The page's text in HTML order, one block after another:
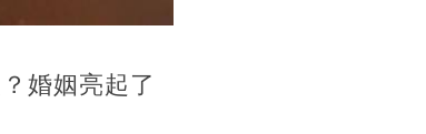
婚姻亮起了